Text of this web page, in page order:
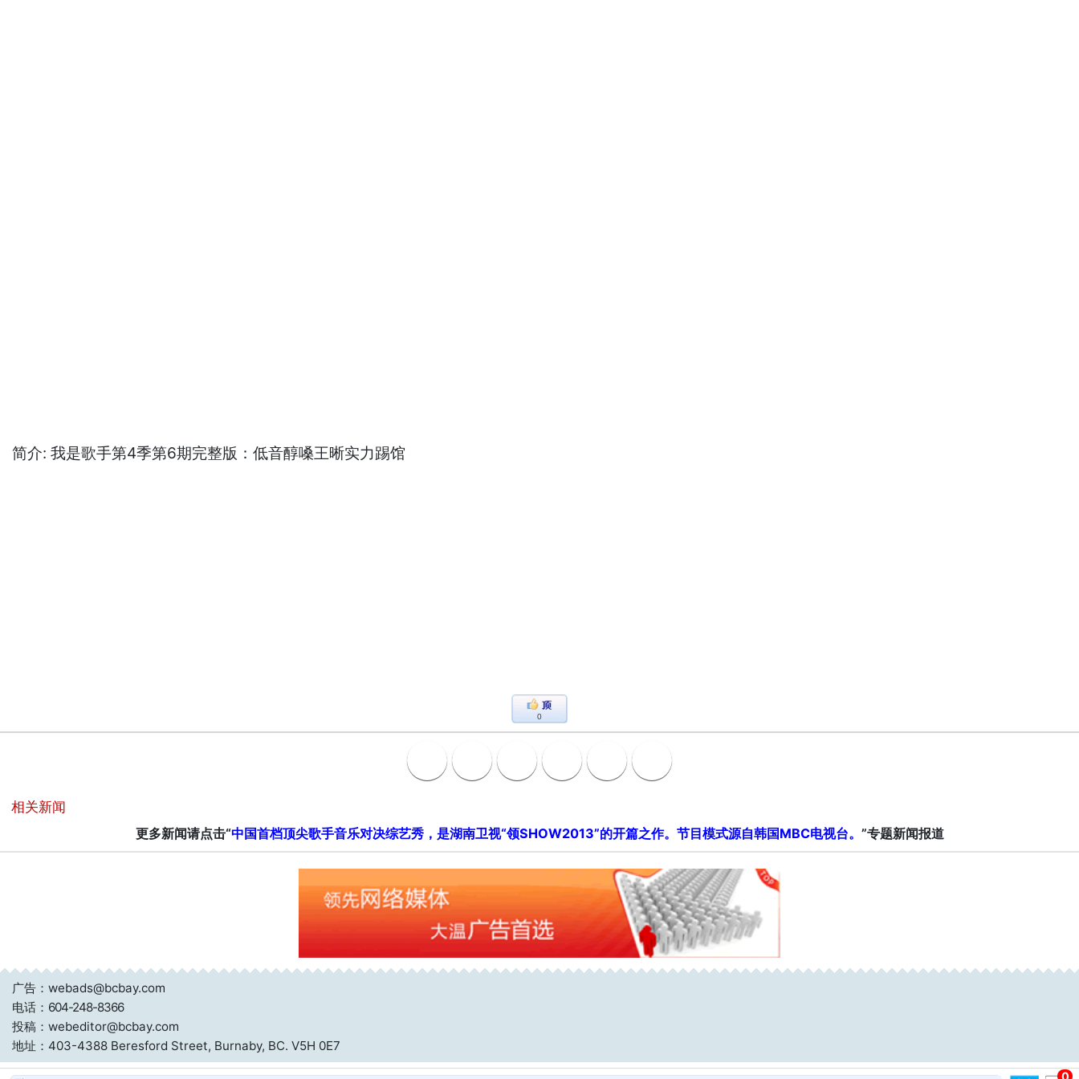
简介: 我是歌手第4季第6期完整版：低音醇嗓王晰实力踢馆
0
相关新闻
更多新闻请点击“中国首档顶尖歌手音乐对决综艺秀，是湖南卫视“领SHOW2013”的开篇之作。节目模式源自韩国MBC电视台。 ”专题新闻报道
0
广告：webads@bcbay.com
电话： 604-248-8366
投稿：webeditor@bcbay.com
地址：403-4388 Beresford Street, Burnaby, BC. V5H 0E7